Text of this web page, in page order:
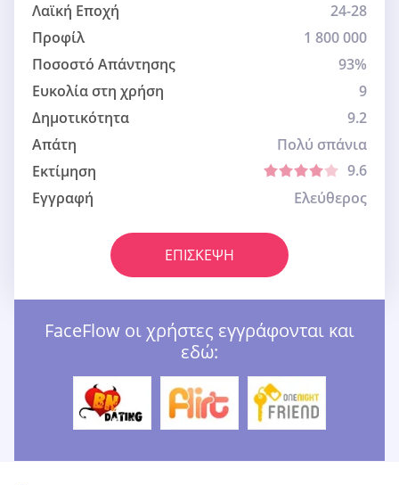
Λαϊκή Εποχή
24-28
Προφίλ
1 800 000
Ποσοστό Απάντησης
93%
Ευκολία στη χρήση
9
Δημοτικότητα
9.2
Απάτη
Πολύ σπάνια
Εκτίμηση
9.6
Εγγραφή
Ελεύθερος
ΕΠΊΣΚΕΨΗ
FaceFlow οι χρήστες εγγράφονται και
εδώ: